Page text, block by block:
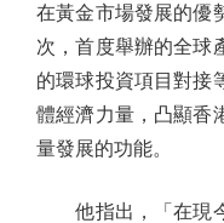
在黃金市場發展的優
次，首度舉辦的全球
的環球投資項目對接
體經濟力量，凸顯香
量發展的功能。
他指出，「在現今